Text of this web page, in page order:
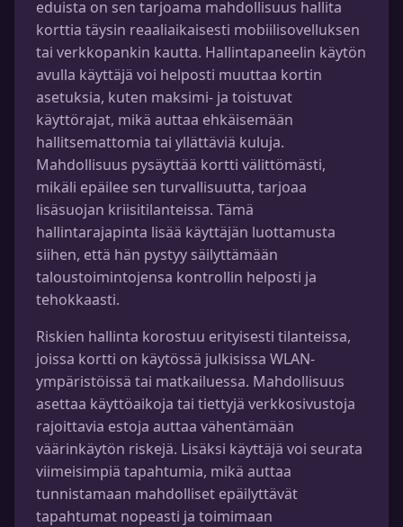
eduista on sen tarjoama mahdollisuus hallita
korttia täysin reaaliaikaisesti mobiilisovelluksen
tai verkkopankin kautta. Hallintapaneelin käytön
avulla käyttäjä voi helposti muuttaa kortin
asetuksia, kuten maksimi- ja toistuvat
käyttörajat, mikä auttaa ehkäisemään
hallitsemattomia tai yllättäviä kuluja.
Mahdollisuus pysäyttää kortti välittömästi,
mikäli epäilee sen turvallisuutta, tarjoaa
lisäsuojan kriisitilanteissa. Tämä
hallintarajapinta lisää käyttäjän luottamusta
siihen, että hän pystyy säilyttämään
taloustoimintojensa kontrollin helposti ja
tehokkaasti.
Riskien hallinta korostuu erityisesti tilanteissa,
joissa kortti on käytössä julkisissa WLAN-
ympäristöissä tai matkailuessa. Mahdollisuus
asettaa käyttöaikoja tai tiettyjä verkkosivustoja
rajoittavia estoja auttaa vähentämään
väärinkäytön riskejä. Lisäksi käyttäjä voi seurata
viimeisimpiä tapahtumia, mikä auttaa
tunnistamaan mahdolliset epäilyttävät
tapahtumat nopeasti ja toimimaan